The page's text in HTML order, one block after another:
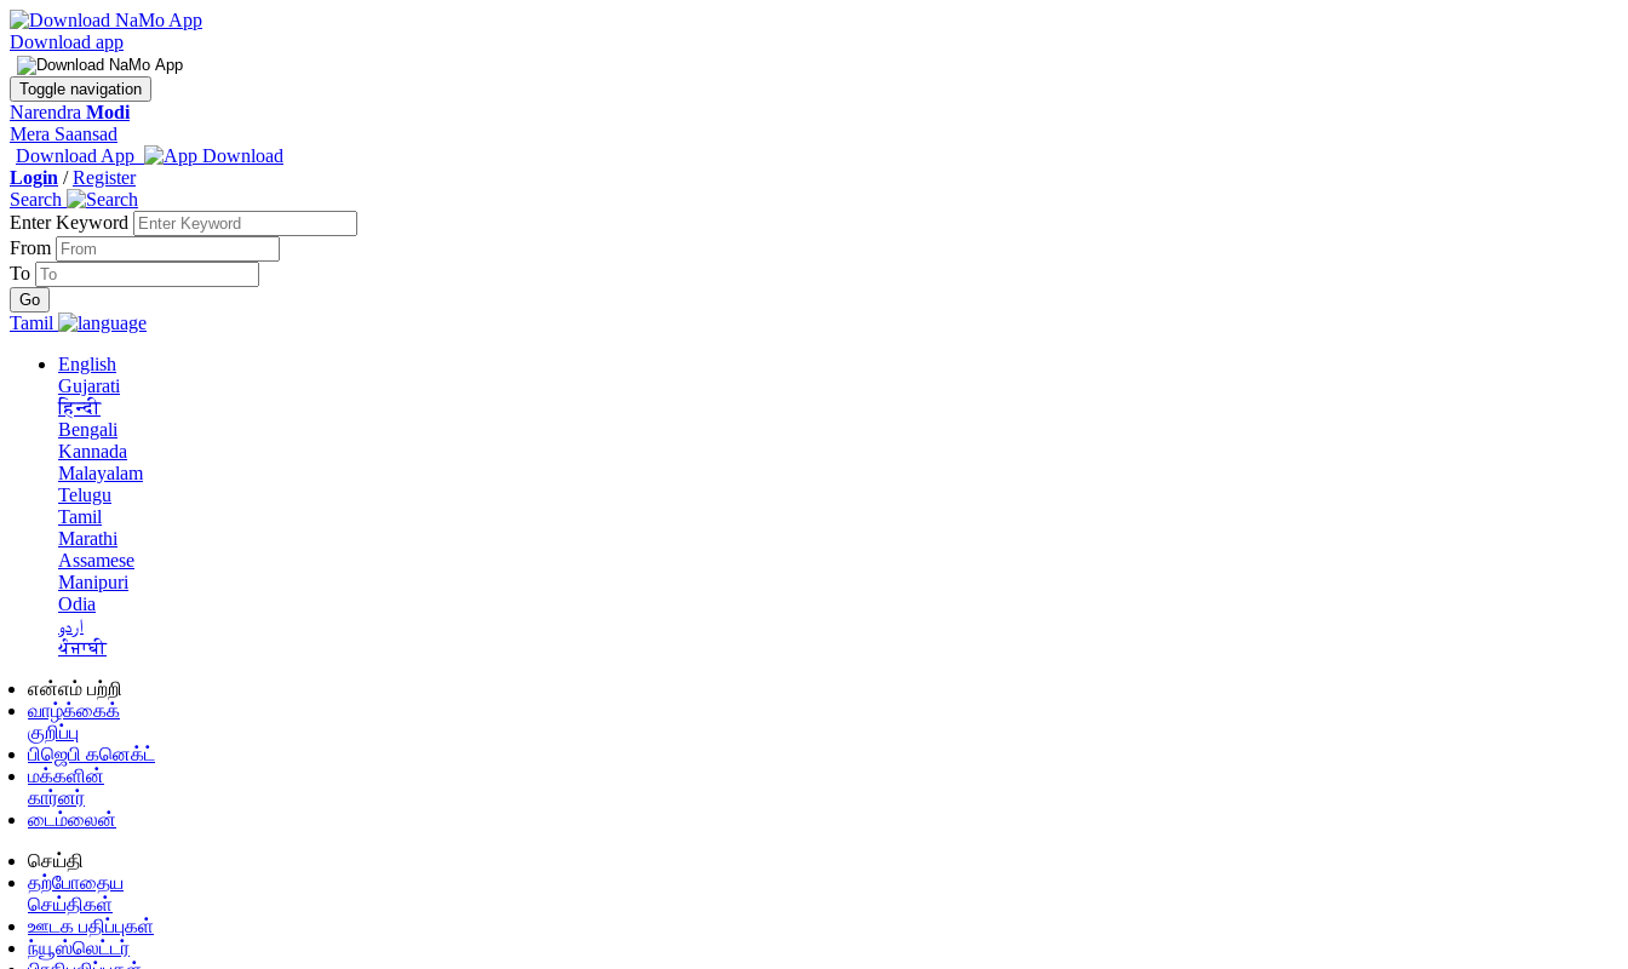
Download app
Toggle navigation
Narendra Modi
Mera Saansad
Download App
Login /Register
Search
Enter Keyword
From
To
Tamil
English
Gujarati
हिन्दी
Bengali
Kannada
Malayalam
Telugu
Tamil
Marathi
Assamese
Manipuri
Odia
اردو
ਪੰਜਾਬੀ
என்எம் பற்றி
வாழ்க்கைக்
குறிப்பு
பிஜெபி கனெக்ட்
மக்களின்
கார்னர்
டைம்லைன்
செய்தி
தற்போதைய
செய்திகள்
ஊடக பதிப்புகள்
ந்யூஸ்லெட்டர்